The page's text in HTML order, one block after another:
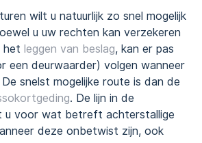
wilt u natuurlijk zo snel mogelijk
u uw rechten kan verzekeren
het leggen van beslag, kan er pas
een deurwaarder) volgen wanneer
snelst mogelijke route is dan de
. De lijn in de
u voor wat betreft achterstallige
deze onbetwist zijn, ook